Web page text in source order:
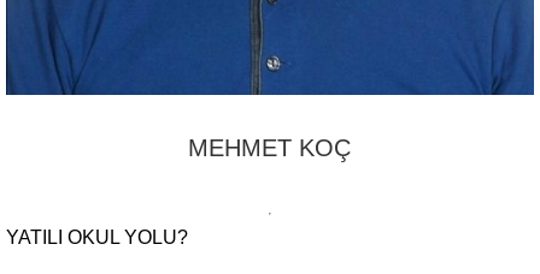
MEHMET KOÇ
YATILI OKUL YOLU?